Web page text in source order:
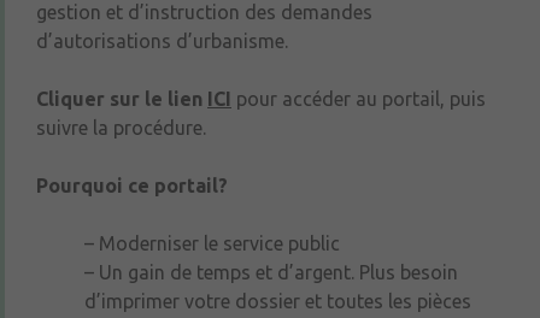
gestion et d’instruction des demandes
d’autorisations d’urbanisme.
Cliquer sur le lien ICI pour accéder au portail, puis
suivre la procédure.
Pourquoi ce portail?
– Moderniser le service public
– Un gain de temps et d’argent. Plus besoin
d’imprimer votre dossier et toutes les pièces